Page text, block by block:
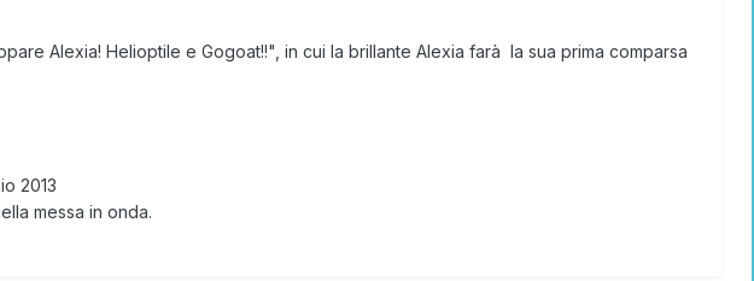
Alexia! Helioptile e Gogoat!!" , in cui la brillante Alexia farà la sua prima comparsa
2013
messa in onda.